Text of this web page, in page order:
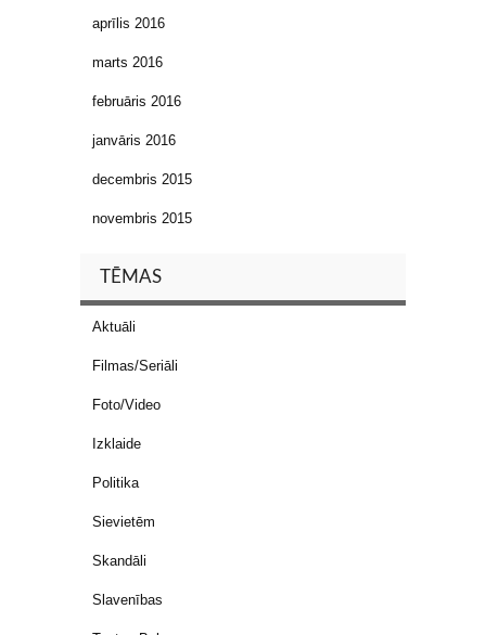
aprīlis 2016
marts 2016
februāris 2016
janvāris 2016
decembris 2015
novembris 2015
TĒMAS
Aktuāli
Filmas/Seriāli
Foto/Video
Izklaide
Politika
Sievietēm
Skandāli
Slavenības